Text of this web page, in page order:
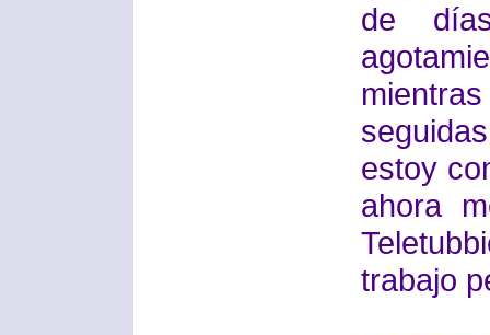
de
estoy
ahora
trabajo